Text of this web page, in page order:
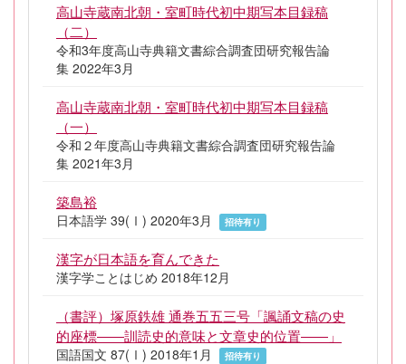
高山寺蔵南北朝・室町時代初中期写本目録稿
（二）
令和3年度高山寺典籍文書綜合調査団研究報告論
集 2022年3月
高山寺蔵南北朝・室町時代初中期写本目録稿
（一）
令和２年度高山寺典籍文書綜合調査団研究報告論
集 2021年3月
築島裕
日本語学 39(Ⅰ) 2020年3月 招待有り
漢字が日本語を育んできた
漢字学ことはじめ 2018年12月
（書評）塚原鉄雄 通巻五五三号「諷誦文稿の史
的座標――訓読史的意味と文章史的位置――」
国語国文 87(Ⅰ) 2018年1月 招待有り